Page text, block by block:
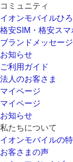
コミュニティ
イオンモバイルひ
格安SIM・格安ス
ブランドメッセー
お知らせ
ご利用ガイド
法人のお客さま
マイページ
マイページ
お知らせ
私たちについて
イオンモバイルの
お客さまの声